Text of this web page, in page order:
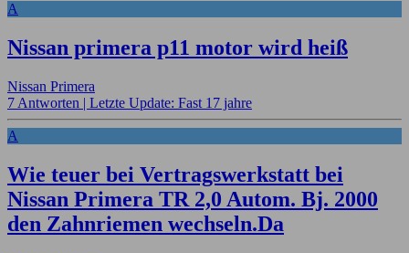
A
Nissan primera p11 motor wird heiß
Nissan Primera
7 Antworten | Letzte Update: Fast 17 jahre
A
Wie teuer bei Vertragswerkstatt bei
Nissan Primera TR 2,0 Autom. Bj. 2000
den Zahnriemen wechseln.Da